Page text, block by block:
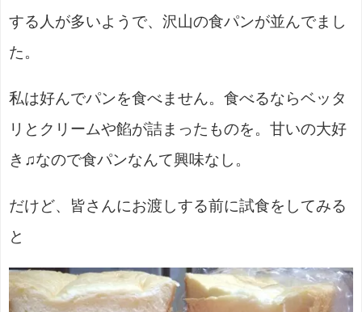
する人が多いようで、沢山の食パンが並んでまし
た。
私は好んでパンを食べません。食べるならベッタ
リとクリームや餡が詰まったものを。甘いの大好
き♫なので食パンなんて興味なし。
だけど、皆さんにお渡しする前に試食をしてみる
と